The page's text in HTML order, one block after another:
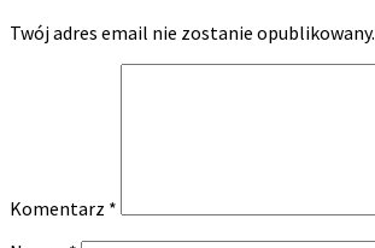
Twój adres email nie zostanie opublikowany.
Komentarz *